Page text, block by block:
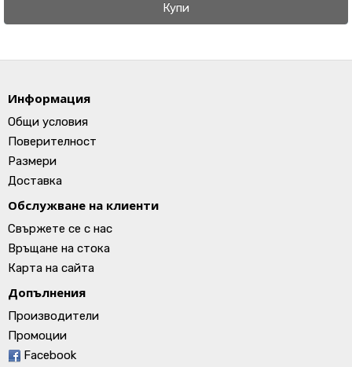
Купи
Информация
Общи условия
Поверителност
Размери
Доставка
Обслужване на клиенти
Свържете се с нас
Връщане на стока
Карта на сайта
Допълнения
Производители
Промоции
Facebook